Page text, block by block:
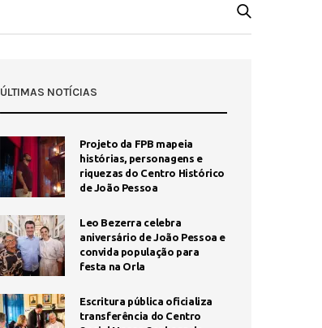
ÚLTIMAS NOTÍCIAS
Projeto da FPB mapeia
histórias, personagens e
riquezas do Centro Histórico
de João Pessoa
Leo Bezerra celebra
aniversário de João Pessoa e
convida população para
festa na Orla
Escritura pública oficializa
transferência do Centro